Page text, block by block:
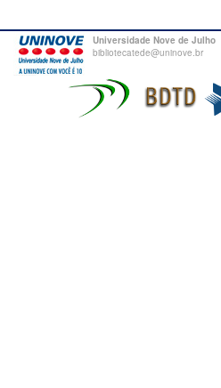
Universidade Nove de Julho
bibliotecatede@uninove.br